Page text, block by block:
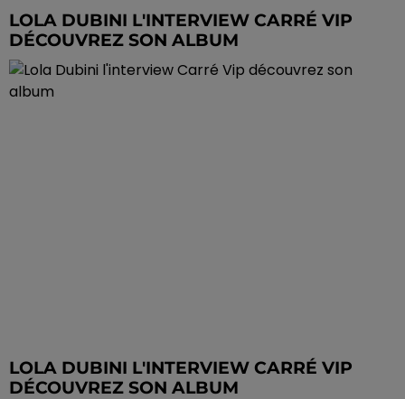
LOLA DUBINI L'INTERVIEW CARRÉ VIP
DÉCOUVREZ SON ALBUM
LOLA DUBINI L'INTERVIEW CARRÉ VIP
DÉCOUVREZ SON ALBUM